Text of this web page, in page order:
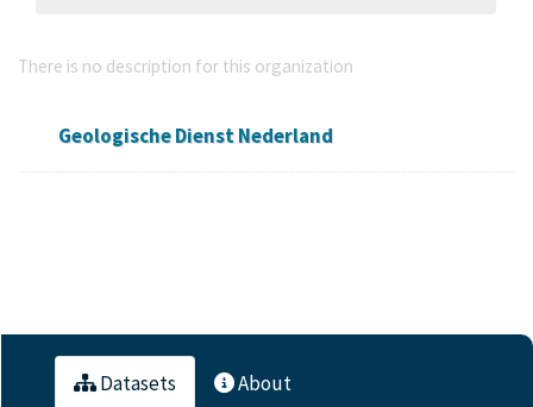
There is no description for this organization
Geologische Dienst Nederland
Datasets About